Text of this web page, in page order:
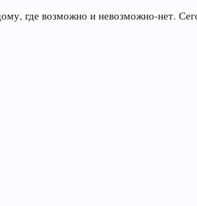
где возможно и невозможно-нет.